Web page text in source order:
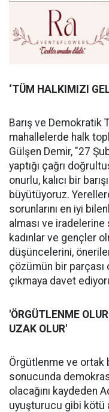
‘TÜM HALKIMIZI
Barış ve Demokratik
mahallelerde halk
Gülşen Demir, "27
yaptığı çağrı
onurlu, kalıcı bir
büyütüyoruz.
sorunlarını en iyi
alması ve iradelerine
kadınlar ve gençler
düşüncelerini,
çözümün bir
çıkmaya davet
'ÖRGÜTLENME
UZAK OLUR'
Örgütlenme ve ortak
sonucunda
olacağını kaydeden
uyuşturucu gibi kötü